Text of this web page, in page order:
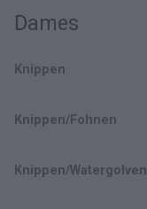
Dames
Knippen
Knippen/Fohnen
Knippen/Watergolven